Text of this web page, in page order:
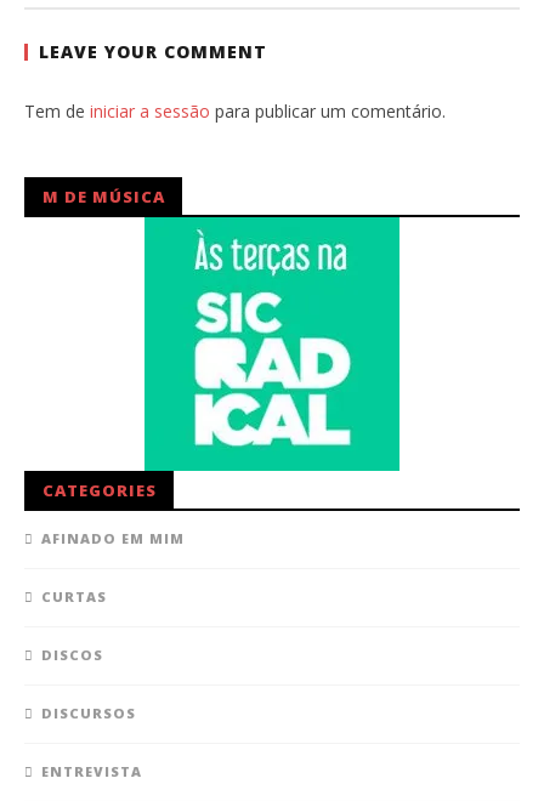
LEAVE YOUR COMMENT
Tem de iniciar a sessão para publicar um comentário.
M DE MÚSICA
CATEGORIES
AFINADO EM MIM
CURTAS
DISCOS
DISCURSOS
ENTREVISTA